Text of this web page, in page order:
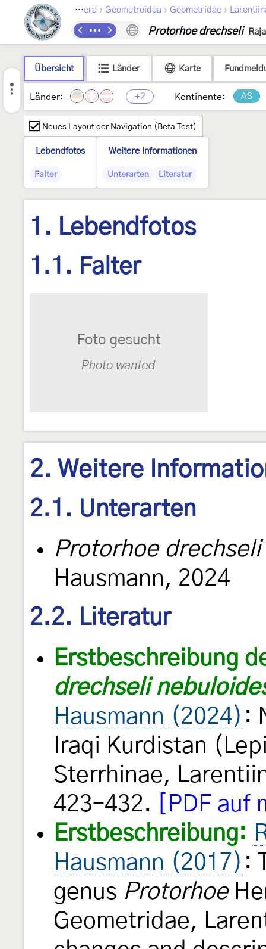
Lepidoptera › Geometroidea › Geometridae ›
Protorhoe drechseli
Übersicht Länder Karte
Länder: +2 Kontinente: AS
Neues Layout der Navigation (Beta Test)
Lebendfotos
Falter
Weitere Informationen
Unterarten Literatur
1. Lebendfotos
1.1. Falter
2. Weitere
2.1. Unterarten
Protorhoe
Hausmann, 2024
2.2. Literatur
Erstbeschreibung
drechseli
Hausmann (2024) :
Iraqi Kurdistan
Sterrhinae,
423–432.
[PDF auf
Erstbeschreibung:
Hausmann (2017) :
genus Protorhoe
Geometridae,